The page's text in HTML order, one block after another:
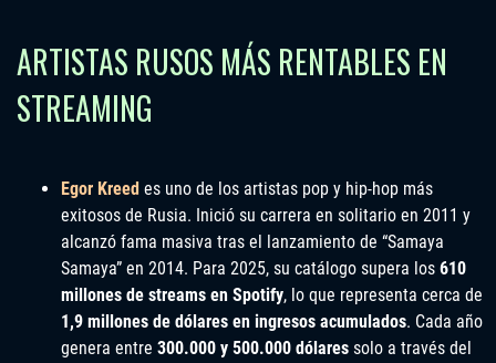
ARTISTAS RUSOS MÁS RENTABLES EN
STREAMING
Egor Kreed es uno de los artistas pop y hip-hop más
exitosos de Rusia. Inició su carrera en solitario en 2011 y
alcanzó fama masiva tras el lanzamiento de “Samaya
Samaya” en 2014. Para 2025, su catálogo supera los 610
millones de streams en Spotify, lo que representa cerca de
1,9 millones de dólares en ingresos acumulados. Cada año
genera entre 300.000 y 500.000 dólares solo a través del